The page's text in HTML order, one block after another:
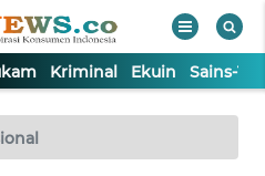
Kriminal Ekuin Sains-